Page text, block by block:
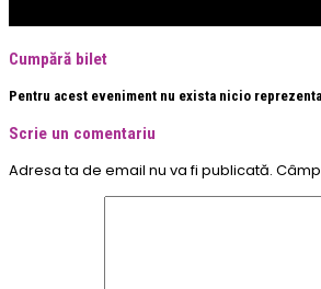
Cumpără bilet
Pentru acest eveniment nu exista nicio
Scrie un comentariu
Adresa ta de email nu va fi publicată.